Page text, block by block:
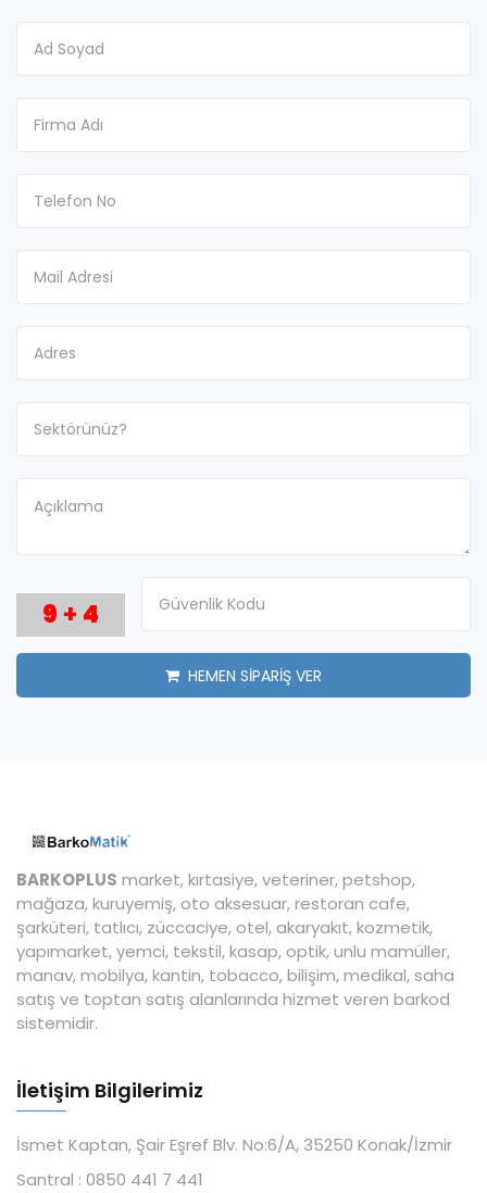
9 + 4
HEMEN SİPARİŞ VER
BARKOPLUS market, kırtasiye, veteriner, petshop,
mağaza, kuruyemiş, oto aksesuar, restoran cafe,
şarküteri, tatlıcı, züccaciye, otel, akaryakıt, kozmetik,
yapımarket, yemci, tekstil, kasap, optik, unlu mamüller,
manav, mobilya, kantin, tobacco, bilişim, medikal, saha
satış ve toptan satış alanlarında hizmet veren barkod
sistemidir.
İletişim Bilgilerimiz
İsmet Kaptan, Şair Eşref Blv. No:6/A, 35250 Konak/İzmir
Santral : 0850 441 7 441